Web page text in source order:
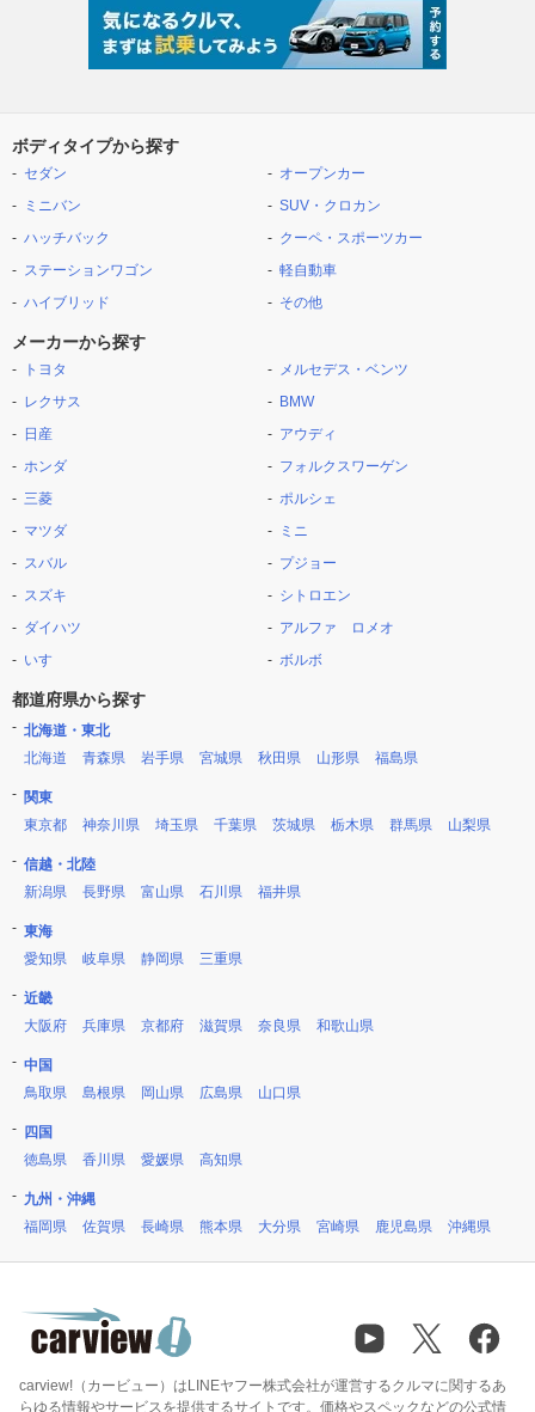
ボディタイプから探す
セダン
ミニバン
ハッチバック
ステーションワゴン
ハイブリッド
オープンカー
SUV・クロカン
クーペ・スポーツカー
軽自動車
その他
メーカーから探す
トヨタ
レクサス
日産
ホンダ
三菱
マツダ
スバル
スズキ
ダイハツ
いすゞ
メルセデス・ベンツ
BMW
アウディ
フォルクスワーゲン
ポルシェ
ミニ
プジョー
シトロエン
アルファ ロメオ
ボルボ
都道府県から探す
北海道・東北
北海道
青森県 岩手県 宮城県 秋田県 山形県 福島県
関東
東京都
神奈川県 埼玉県 千葉県 茨城県 栃木県 群馬県 山梨県
信越・北陸
新潟県
長野県 富山県 石川県 福井県
東海
愛知県
岐阜県 静岡県 三重県
近畿
大阪府
兵庫県 京都府 滋賀県 奈良県 和歌山県
中国
鳥取県
島根県 岡山県 広島県 山口県
四国
徳島県
香川県 愛媛県 高知県
九州・沖縄
福岡県
佐賀県 長崎県 熊本県 大分県 宮崎県 鹿児島県 沖縄県
carview!（カービュー）はLINEヤフー株式会社が運営するクルマに関するあ
らゆる情報やサービスを提供するサイトです。価格やスペックなどの公式情